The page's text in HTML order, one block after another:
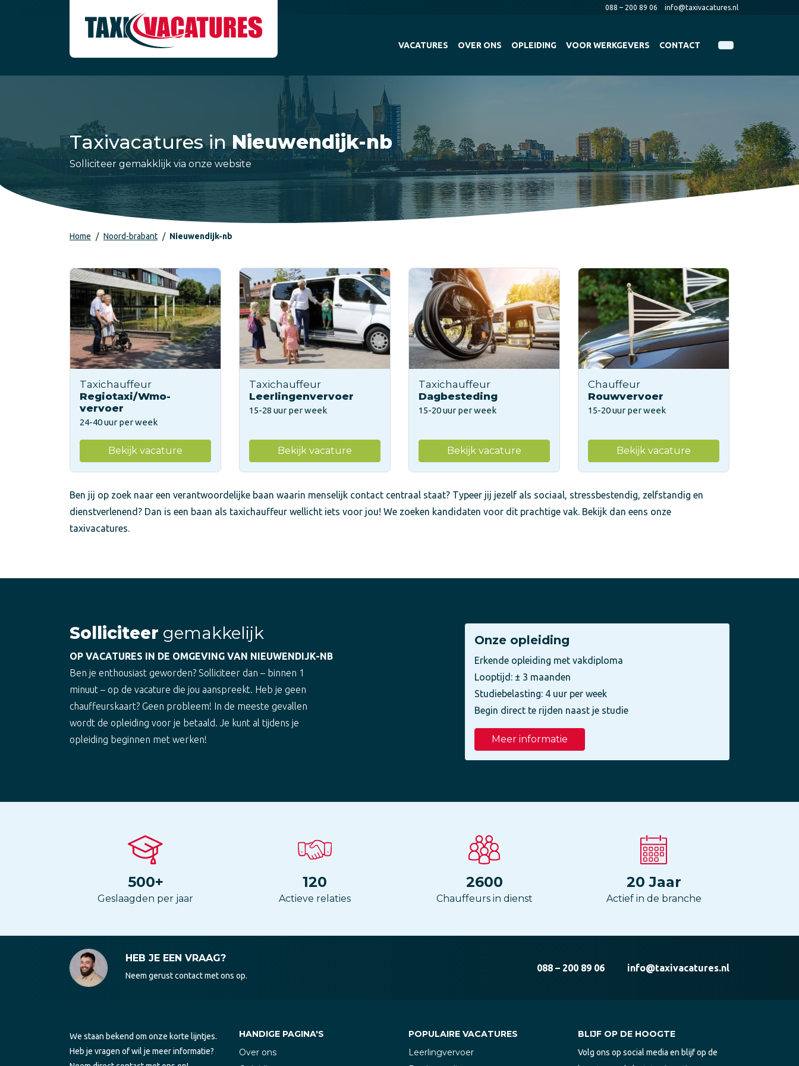
088 – 200 89 06 info@taxivacatures.nl
VACATURES OVER ONS OPLEIDING VOOR WERKGEVERS CONTACT
Taxivacatures inNieuwendijk-nb
Solliciteer gemakklijk via onze website
Home Noord-brabant Nieuwendijk-nb
Taxichauffeur
Regiotaxi/Wmo-
vervoer
24-40 uur per week
Bekijk vacature
Taxichauffeur
Leerlingenvervoer
15-28 uur per week
Bekijk vacature
Taxichauffeur
Dagbesteding
15-20 uur per week
Bekijk vacature
Chauffeur
Rouwvervoer
15-20 uur per week
Bekijk vacature
Ben jij op zoek naar een verantwoordelijke baan waarin menselijk contact centraal staat? Typeer jij jezelf als sociaal, stressbestendig, zelfstandig en
dienstverlenend? Dan is een baan als taxichauffeur wellicht iets voor jou! We zoeken kandidaten voor dit prachtige vak. Bekijk dan eens onze
taxivacatures.
Solliciteer gemakkelijk
OP VACATURES IN DE OMGEVING VAN NIEUWENDIJK-NB
Ben je enthousiast geworden? Solliciteer dan – binnen 1
minuut – op de vacature die jou aanspreekt. Heb je geen
chauffeurskaart? Geen probleem! In de meeste gevallen
wordt de opleiding voor je betaald. Je kunt al tijdens je
opleiding beginnen met werken!
Onze opleiding
Erkende opleiding met vakdiploma
Looptijd: ± 3 maanden
Studiebelasting: 4 uur per week
Begin direct te rijden naast je studie
Meer informatie
500+
Geslaagden per jaar
120
Actieve relaties
2600
Chauffeurs in dienst
20 Jaar
Actief in de branche
HEB JE EEN VRAAG?
Neem gerust contact met ons op.
088 – 200 89 06 info@taxivacatures.nl
We staan bekend om onze korte lijntjes.
Heb je vragen of wil je meer informatie?
HANDIGE PAGINA'S
Over ons
POPULAIRE VACATURES
Leerlingvervoer
BLIJF OP DE HOOGTE
Volg ons op social media en blijf op de